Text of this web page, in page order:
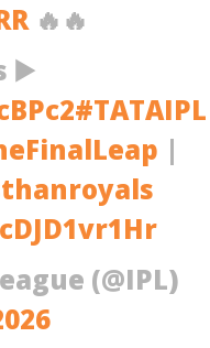
🔥🔥
▶️
#TATAIPL
|
(@IPL)